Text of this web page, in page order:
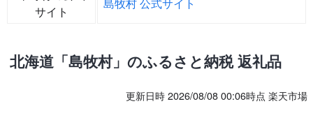
サイト
北海道「島牧村」のふるさと納税 返礼品
更新日時 2026/08/08 00:06時点 楽天市場